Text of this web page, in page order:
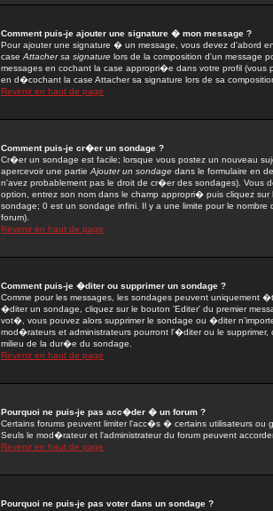
Comment puis-je ajouter une signature � mon message ?
Pour ajouter une signature � un message, vous devez d'abord
case Attacher sa signature lors de la composition d'un message
messages en cochant la case appropri�e dans votre profil
en d�cochant la case Attacher sa signature lors de sa
Revenir en haut de page
Comment puis-je cr�er un sondage ?
Cr�er un sondage est facile; lorsque vous postez un nouveau
apercevoir une partie Ajouter un sondage dans le formulaire en
n'avez probablement pas le droit de cr�er des sondages). Vous
option, entrez son nom dans le champ appropri� puis cliquez
sondage; 0 est un sondage infini. Il y a une limite pour le
forum).
Revenir en haut de page
Comment puis-je �diter ou supprimer un sondage ?
Comme pour les messages, les sondages peuvent
�diter un sondage, cliquez sur le bouton 'Editer' du premier
vot�, vous pouvez alors supprimer le sondage ou �diter
mod�rateurs et administrateurs pourront l'�diter ou le
milieu de la dur�e du sondage.
Revenir en haut de page
Pourquoi ne puis-je pas acc�der � un forum ?
Certains forums peuvent limiter l'acc�s � certains utilisateurs ou
Seuls le mod�rateur et l'administrateur du forum peuvent
Revenir en haut de page
Pourquoi ne puis-je pas voter dans un sondage ?